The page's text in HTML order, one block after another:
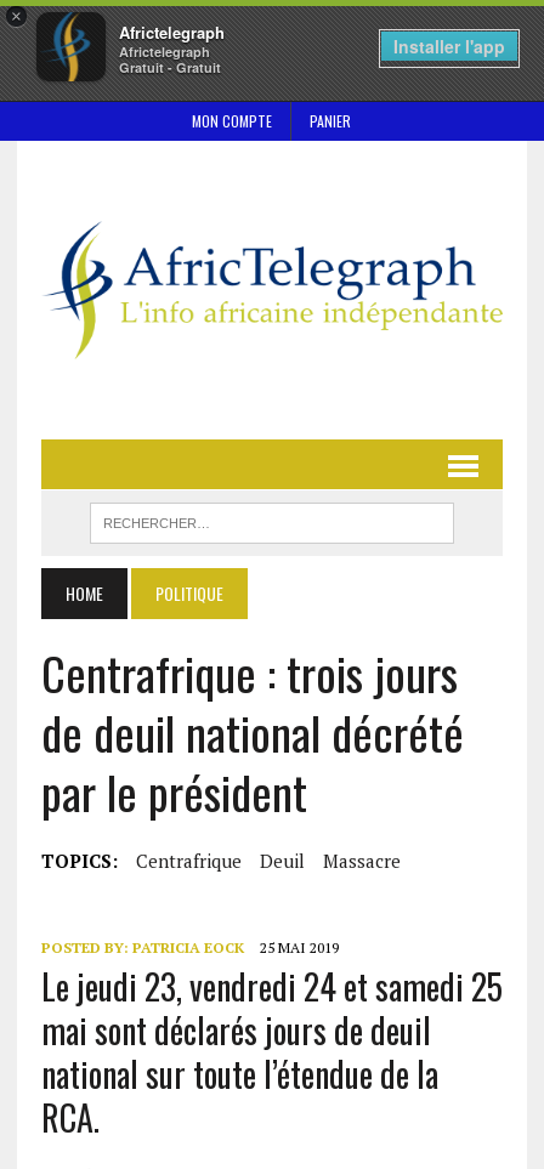
×
Africtelegraph
Africtelegraph
Gratuit - Gratuit
Installer l'app
MON COMPTE PANIER
HOME POLITIQUE
Centrafrique : trois jours
de deuil national décrété
par le président
TOPICS: Centrafrique Deuil Massacre
POSTED BY: PATRICIA EOCK 25 MAI 2019
Le jeudi 23, vendredi 24 et samedi 25
mai sont déclarés jours de deuil
national sur toute l’étendue de la
RCA.